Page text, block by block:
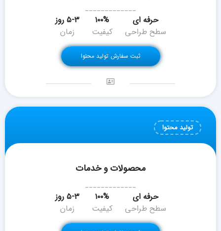
_____________
حرفه ای
سطح طراحی
۱۰۰%
کیفیت
۵-۳ روز
زمان
ثبت سفارش تولید محتوا
تولید محتوا
محصولات و خدمات
_____________
حرفه ای
سطح طراحی
۱۰۰%
کیفیت
۵-۳ روز
زمان